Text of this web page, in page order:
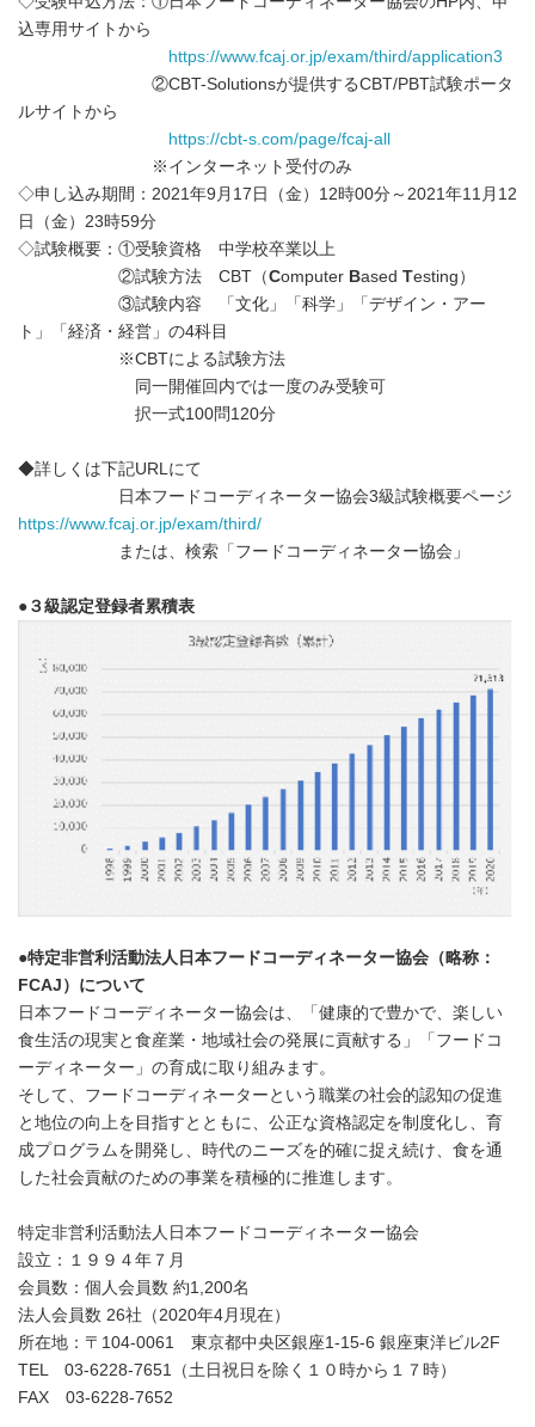
込専用サイトから
https://www.fcaj.or.jp/exam/third/application3
②CBT-Solutionsが提供するCBT/PBT試験ポータ
ルサイトから
https://cbt-s.com/page/fcaj-all
※インターネット受付のみ
◇申し込み期間：2021年9月17日（金）12時00分～2021年11月12
日（金）23時59分
◇試験概要：①受験資格 中学校卒業以上
②試験方法 CBT（Computer Based Testing）
③試験内容 「文化」「科学」「デザイン・アー
ト」「経済・経営」の4科目
※CBTによる試験方法
同一開催回内では一度のみ受験可
択一式100問120分
◆詳しくは下記URLにて
日本フードコーディネーター協会3級試験概要ページ
https://www.fcaj.or.jp/exam/third/
または、検索「フードコーディネーター協会」
● ３級認定登録者累積表
●特定非営利活動法人日本フードコーディネーター協会（略称：
FCAJ ）について
日本フードコーディネーター協会は、「健康的で豊かで、楽しい
食生活の現実と食産業・地域社会の発展に貢献する」「フードコ
ーディネーター」の育成に取り組みます。
そして、フードコーディネーターという職業の社会的認知の促進
と地位の向上を目指すとともに、公正な資格認定を制度化し、育
成プログラムを開発し、時代のニーズを的確に捉え続け、食を通
した社会貢献のための事業を積極的に推進します。
特定非営利活動法人日本フードコーディネーター協会
設立：１９９４年７月
会員数：個人会員数 約1,200名
法人会員数 26社（2020年4月現在）
所在地：〒104-0061 東京都中央区銀座1-15-6 銀座東洋ビル2F
TEL 03-6228-7651（土日祝日を除く１０時から１７時）
FAX 03-6228-7652